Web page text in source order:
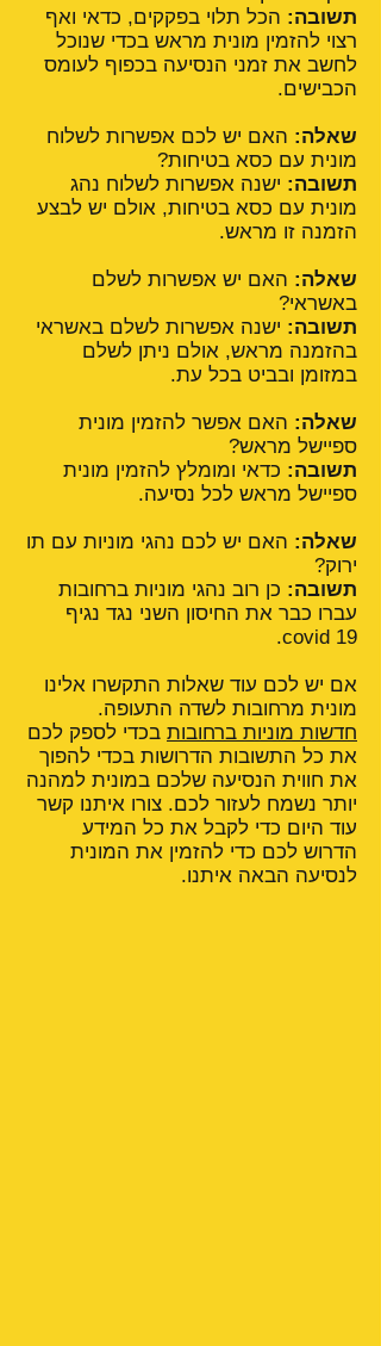
תשובה: הכל תלוי בפקקים, כדאי ואף
רצוי להזמין מונית מראש בכדי שנוכל
לחשב את זמני הנסיעה בכפוף לעומס
הכבישים.
שאלה: האם יש לכם אפשרות לשלוח
מונית עם כסא בטיחות?
תשובה: ישנה אפשרות לשלוח נהג
מונית עם כסא בטיחות, אולם יש לבצע
הזמנה זו מראש.
שאלה: האם יש אפשרות לשלם
באשראי?
תשובה: ישנה אפשרות לשלם באשראי
בהזמנה מראש, אולם ניתן לשלם
במזומן ובביט בכל עת.
שאלה: האם אפשר להזמין מונית
ספיישל מראש?
תשובה: כדאי ומומלץ להזמין מונית
ספיישל מראש לכל נסיעה.
שאלה: האם יש לכם נהגי מוניות עם תו
ירוק?
תשובה: כן רוב נהגי מוניות ברחובות
עברו כבר את החיסון השני נגד נגיף
covid 19.
אם יש לכם עוד שאלות התקשרו אלינו
מונית מרחובות לשדה התעופה.
חדשות מוניות ברחובות בכדי לספק לכם
את כל התשובות הדרושות בכדי להפוך
את חווית הנסיעה שלכם במונית למהנה
יותר נשמח לעזור לכם. צורו איתנו קשר
עוד היום כדי לקבל את כל המידע
הדרוש לכם כדי להזמין את המונית
לנסיעה הבאה איתנו.